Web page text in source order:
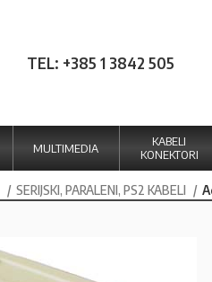
TEL: +385 1 3842 505
MULTIMEDIA
KABELI
KONEKTORI
SERIJSKI, PARALENI, PS2 KABELI